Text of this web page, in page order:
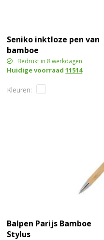
Seniko inktloze pen van
bamboe
Bedrukt in 8 werkdagen
Huidige voorraad11514
Balpen Parijs Bamboe
Stylus